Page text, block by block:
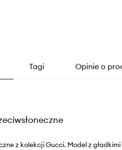
Tagi Opinie o
z kolekcji Gucci. Model z